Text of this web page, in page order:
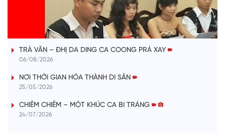
l
a
V
i
VÀI PHÚT DÀNH CHO QUẢNG BÁ
TRÀ VÂN – ĐHỊ DA DING CA COONG PRÁ XAY
06/08/2026
NƠI THỜI GIAN HÓA THÀNH DI SẢN
25/05/2026
CHIÊM CHIÊM – MỘT KHÚC CA BI TRÁNG
24/07/2026